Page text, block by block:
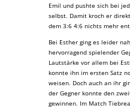
Emil und pushte sich bei
selbst. Damit kroch er
dem 3:6 4:6 nichts mehr
Bei Esther ging es leider
hervorragend spielender
Lautstärke vor allem bei
konnte ihn im ersten Satz
weisen. Doch auch an ihr
der Gegner konnte den
gewinnen. Im Match